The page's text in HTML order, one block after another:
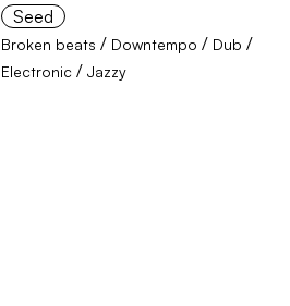
Seed
Broken beats / Downtempo / Dub /
Electronic /Jazzy